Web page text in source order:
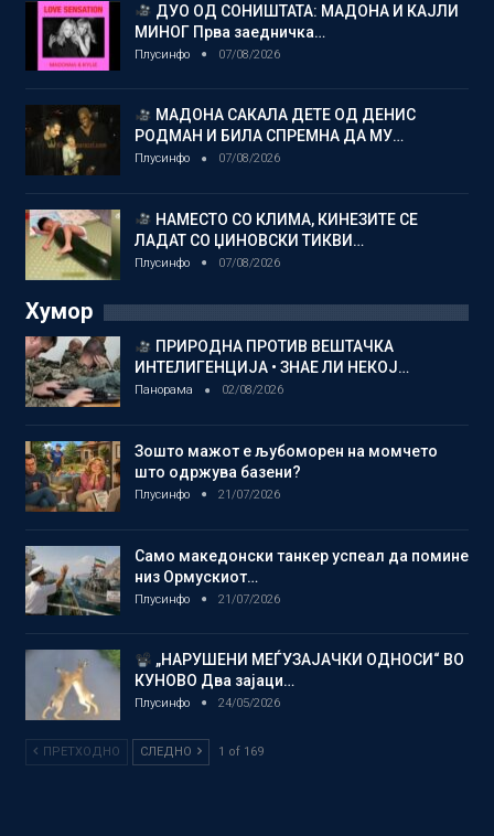
ДУО ОД СОНИШТАТА: МАДОНА И КАЈЛИ
МИНОГ Прва заедничка…
Плусинфо 07/08/2026
МАДОНА САКАЛА ДЕТЕ ОД ДЕНИС
РОДМАН И БИЛА СПРЕМНА ДА МУ…
Плусинфо 07/08/2026
НАМЕСТО СО КЛИМА, КИНЕЗИТЕ СЕ
ЛАДАТ СО ЏИНОВСКИ ТИКВИ…
Плусинфо 07/08/2026
Хумор
ПРИРОДНА ПРОТИВ ВЕШТАЧКА
ИНТЕЛИГЕНЦИЈА • ЗНАЕ ЛИ НЕКОЈ…
Панорама 02/08/2026
Зошто мажот е љубоморен на момчето
што одржува базени?
Плусинфо 21/07/2026
Само македонски танкер успеал да помине
низ Ормускиот…
Плусинфо 21/07/2026
„НАРУШЕНИ МЕЃУЗАЈАЧКИ ОДНОСИ“ ВО
КУНОВО Два зајаци…
Плусинфо 24/05/2026
ПРЕТХОДНО СЛЕДНО 1 of 169